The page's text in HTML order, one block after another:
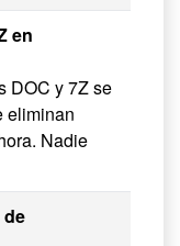
en
DOC y 7Z se
eliminan
Nadie
de